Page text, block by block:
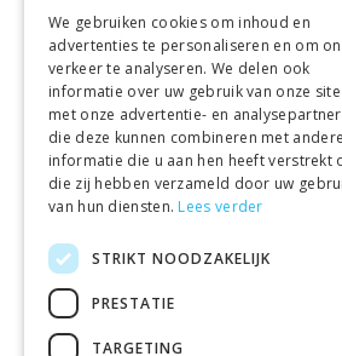
GRATIS VERZENDING
GEMAKKELIJK
LAAGSTE
HANDIGE LINKS
WINKELS IN ANDERE LANDEN
We gebruiken cookies om inhoud en
advertenties te personaliseren en om
verkeer te analyseren. We delen ook
informatie over uw gebruik van onze site
met onze advertentie- en
die deze kunnen combineren met andere
informatie die u aan hen heeft verstrekt
die zij hebben verzameld door uw
van hun diensten. Lees verder
STRIKT NOODZAKELIJK
PRESTATIE
TARGETING